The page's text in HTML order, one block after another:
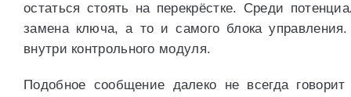
остаться стоять на перекрёстке. Среди
замена ключа, а то и самого блока
внутри контрольного модуля.
Подобное сообщение далеко не всегда